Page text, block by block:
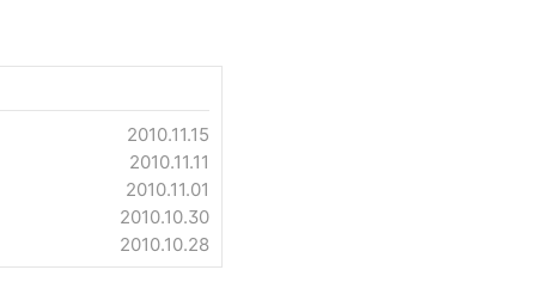
2010.11.15
2010.11.11
2010.11.01
2010.10.30
2010.10.28